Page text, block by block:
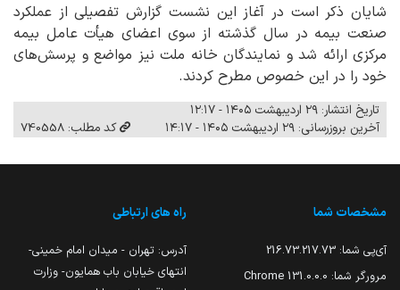
شایان ذکر است در آغاز این نشست گزارش تفصیلی از عملکرد
صنعت بیمه در سال گذشته از سوی اعضای هیأت عامل بیمه
مرکزی ارائه شد و نمایندگان خانه ملت نیز مواضع و پرسش‌های
خود را در این خصوص مطرح کردند.
تاریخ انتشار: ۲۹ اردیبهشت ۱۴۰۵ - ۱۲:۱۷
آخرین بروزرسانی: ۲۹ اردیبهشت ۱۴۰۵ - ۱۴:۱۷
کد مطلب: 740558
مشخصات شما
آی‌پی شما: 216.73.217.73
مرورگر شما: 131.0.0.0 Chrome
راه های ارتباطی
آدرس: تهران - میدان امام خمینی-
انتهای خیابان باب همایون- وزارت